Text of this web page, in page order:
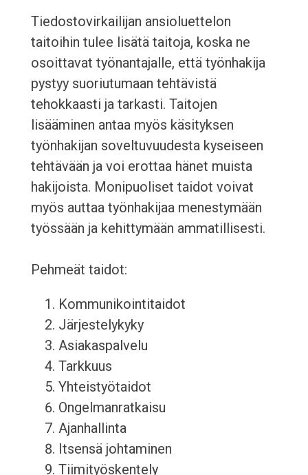
Tiedostovirkailijan ansioluettelon
taitoihin tulee lisätä taitoja, koska ne
osoittavat työnantajalle, että työnhakija
pystyy suoriutumaan tehtävistä
tehokkaasti ja tarkasti. Taitojen
lisääminen antaa myös käsityksen
työnhakijan soveltuvuudesta kyseiseen
tehtävään ja voi erottaa hänet muista
hakijoista. Monipuoliset taidot voivat
myös auttaa työnhakijaa menestymään
työssään ja kehittymään ammatillisesti.
Pehmeät taidot:
Kommunikointitaidot
Järjestelykyky
Asiakaspalvelu
Tarkkuus
Yhteistyötaidot
Ongelmanratkaisu
Ajanhallinta
Itsensä johtaminen
Tiimityöskentely